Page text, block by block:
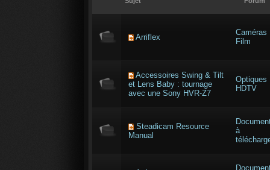
Arriflex
Caméras
Film
Accessoires Swing & Tilt
et Lens Baby : tournage
avec une Sony HVR-Z7
Optiques
HDTV
Steadicam Resource
Manual
à